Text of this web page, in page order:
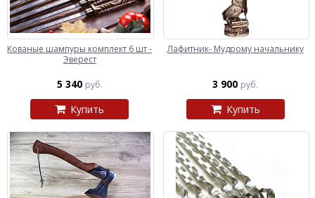
Кованые шампуры комплект 6 шт -
Эверест
5 340 руб.
Купить
Лафитник- Мудрому начальнику
3 900 руб.
Купить